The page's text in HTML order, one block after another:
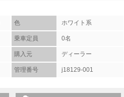
色 ホワイト系
乗車定員 0名
購入元 ディーラー
管理番号 j18129-001